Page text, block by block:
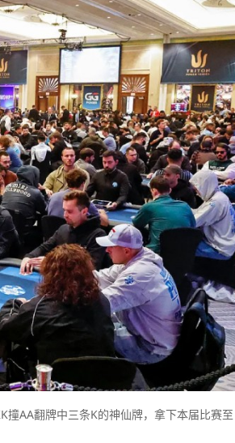
AA翻牌中三条K的神仙牌，拿下本届比赛至